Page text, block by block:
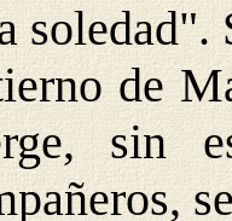
soledad".
de
sin